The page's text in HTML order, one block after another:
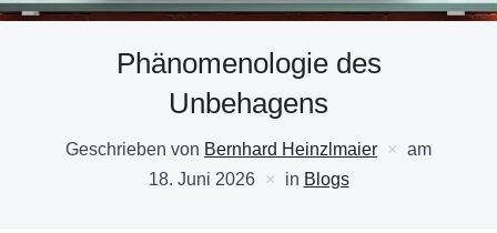
Phänomenologie des
Unbehagens
Geschrieben von Bernhard Heinzlmaier
am
18. Juni 2026
in Blogs